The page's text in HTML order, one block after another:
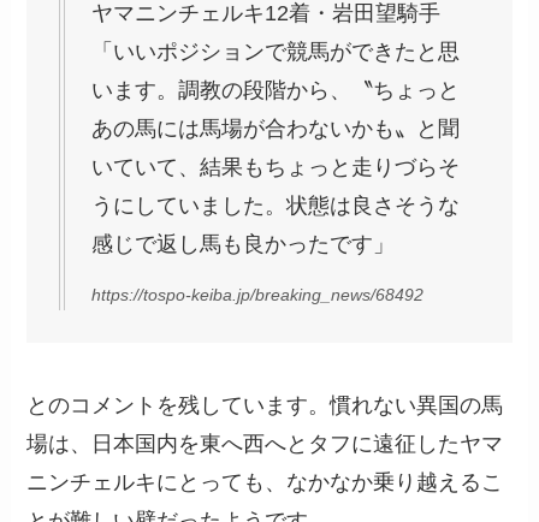
ヤマニンチェルキ12着・岩田望騎手
「いいポジションで競馬ができたと思
います。調教の段階から、〝ちょっと
あの馬には馬場が合わないかも〟と聞
いていて、結果もちょっと走りづらそ
うにしていました。状態は良さそうな
感じで返し馬も良かったです」
https://tospo-keiba.jp/breaking_news/68492
とのコメントを残しています。慣れない異国の馬
場は、日本国内を東へ西へとタフに遠征したヤマ
ニンチェルキにとっても、なかなか乗り越えるこ